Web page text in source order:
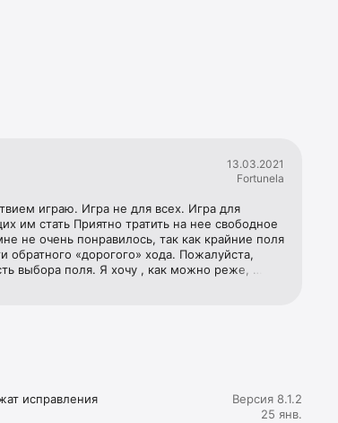
13.03.2021
Fortunela
играю. Игра не для всех. Игра для
им стать Приятно тратить на нее свободное
не очень понравилось, так как крайние поля
обратного «дорогого» хода. Пожалуйста,
выбора поля. Я хочу , как можно реже,
исправления
Версия 8.1.2
25 янв.